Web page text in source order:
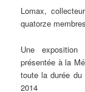
Lomax,
quatorze
Une
présentée à la
toute la durée
2014